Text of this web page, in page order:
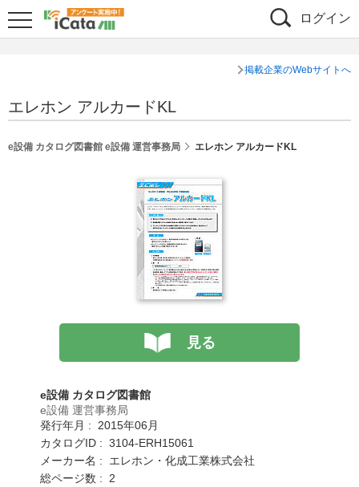
ログイン
掲載企業のWebサイトへ
エレホン アルカードKL
e設備 カタログ図書館 e設備 運営事務局 エレホン アルカードKL
見る
e設備 カタログ図書館
e設備 運営事務局
発行年月 : 2015年06月
カタログID : 3104-ERH15061
メーカー名 : エレホン・化成工業株式会社
総ページ数 : 2